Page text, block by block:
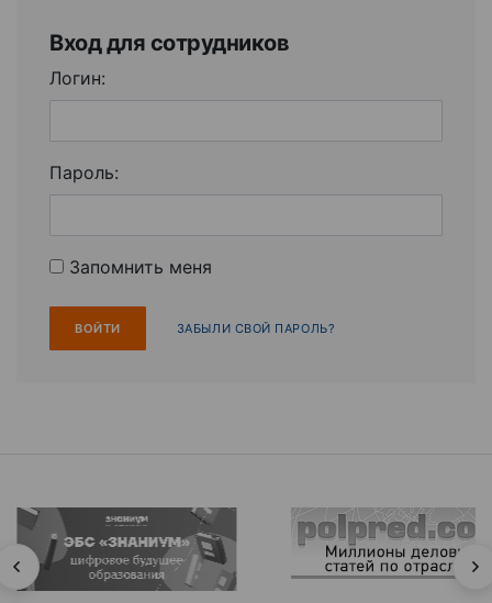
Вход для сотрудников
Логин:
Пароль:
Запомнить меня
ЗАБЫЛИ СВОЙ ПАРОЛЬ?